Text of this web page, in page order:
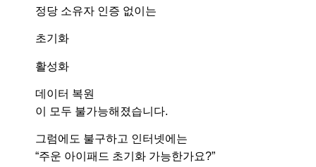
정당 소유자 인증 없이는
초기화
활성화
데이터 복원
이 모두 불가능해졌습니다.
그럼에도 불구하고 인터넷에는
“주운 아이패드 초기화 가능한가요?”